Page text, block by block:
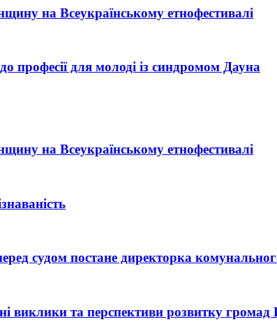
на Всеукраїнському етнофестивалі
професії для молоді із синдромом Дауна
на Всеукраїнському етнофестивалі
судом постане директорка
виклики та перспективи розвитку